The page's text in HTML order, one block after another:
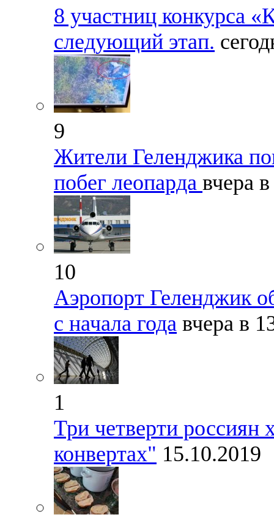
8 участниц конкурса
следующий этап.
9
Жители Геленджика
побег леопарда вчера
10
Аэропорт Геленджик
с начала года вчера в
1
Три четверти россиян
конвертах" 15.10.2019